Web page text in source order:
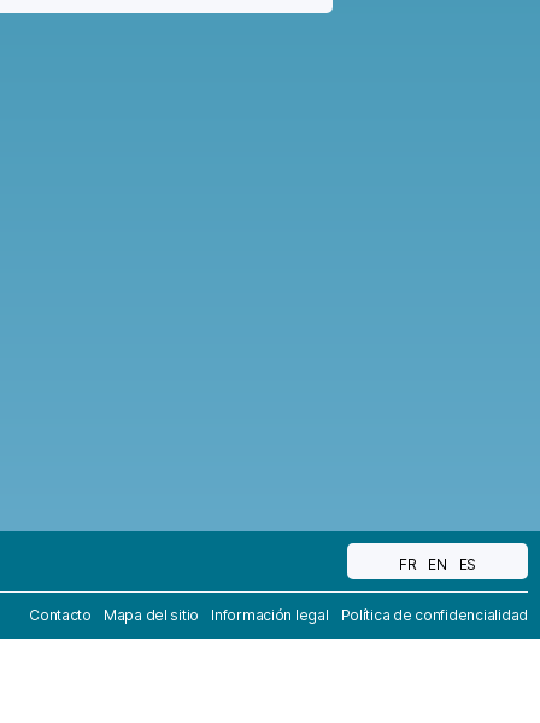
FR EN ES
Contacto Mapa del sitio Información legal Política de confidencialidad